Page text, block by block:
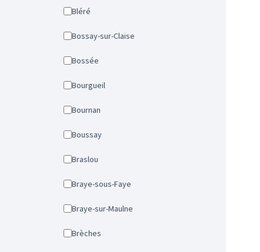
Bléré
Bossay-sur-Claise
Bossée
Bourgueil
Bournan
Boussay
Braslou
Braye-sous-Faye
Braye-sur-Maulne
Brèches